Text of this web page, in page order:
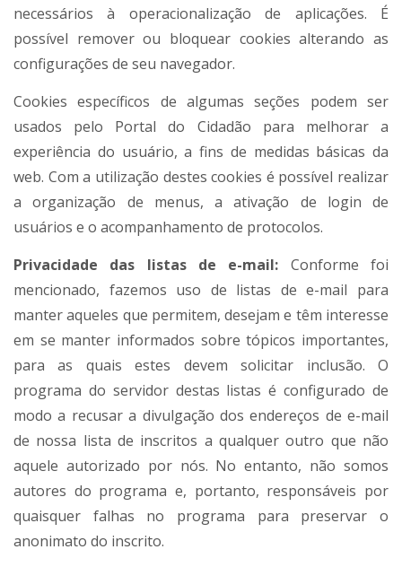
necessários à operacionalização de aplicações. É
possível remover ou bloquear cookies alterando as
configurações de seu navegador.
Cookies específicos de algumas seções podem ser
usados pelo Portal do Cidadão para melhorar a
experiência do usuário, a fins de medidas básicas da
web. Com a utilização destes cookies é possível realizar
a organização de menus, a ativação de login de
usuários e o acompanhamento de protocolos.
Privacidade das listas de e-mail: Conforme foi
mencionado, fazemos uso de listas de e-mail para
manter aqueles que permitem, desejam e têm interesse
em se manter informados sobre tópicos importantes,
para as quais estes devem solicitar inclusão. O
programa do servidor destas listas é configurado de
modo a recusar a divulgação dos endereços de e-mail
de nossa lista de inscritos a qualquer outro que não
aquele autorizado por nós. No entanto, não somos
autores do programa e, portanto, responsáveis por
quaisquer falhas no programa para preservar o
anonimato do inscrito.